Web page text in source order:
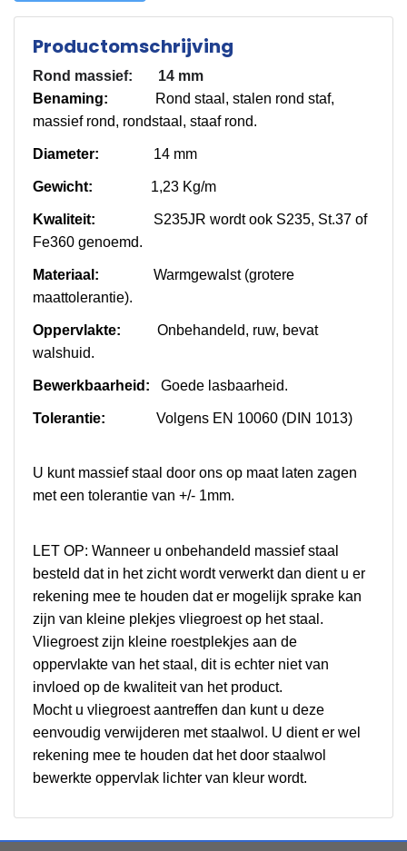
Productomschrijving
Rond massief: 14 mm
Benaming:
Rond staal, stalen rond staf,
massief rond, rondstaal, staaf rond.
Diameter: 14 mm
Gewicht: 1,23 Kg/m
Kwaliteit: S235JR wordt ook S235, St.37 of
Fe360 genoemd.
Materiaal: Warmgewalst (grotere
maattolerantie).
Oppervlakte: Onbehandeld, ruw, bevat
walshuid.
Bewerkbaarheid: Goede lasbaarheid.
Tolerantie: Volgens EN 10060 (DIN 1013)
U kunt massief staal door ons op maat laten zagen
met een tolerantie van +/- 1mm.
LET OP: Wanneer u onbehandeld massief staal
besteld dat in het zicht wordt verwerkt dan dient u er
rekening mee te houden dat er mogelijk sprake kan
zijn van kleine plekjes vliegroest op het staal.
Vliegroest zijn kleine roestplekjes aan de
oppervlakte van het staal, dit is echter niet van
invloed op de kwaliteit van het product.
Mocht u vliegroest aantreffen dan kunt u deze
eenvoudig verwijderen met staalwol. U dient er wel
rekening mee te houden dat het door staalwol
bewerkte oppervlak lichter van kleur wordt.